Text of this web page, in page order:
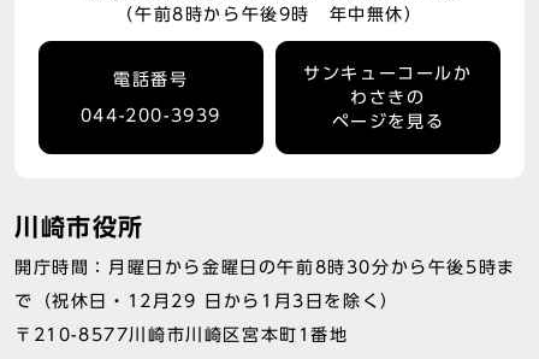
（午前8時から午後9時 年中無休）
電話番号
044-200-3939
サンキューコールか
わさきの
ページを見る
川崎市役所
開庁時間：月曜日から金曜日の午前8時30分から午後5時ま
で（祝休日・12月29 日から1月3日を除く）
〒210-8577川崎市川崎区宮本町1番地